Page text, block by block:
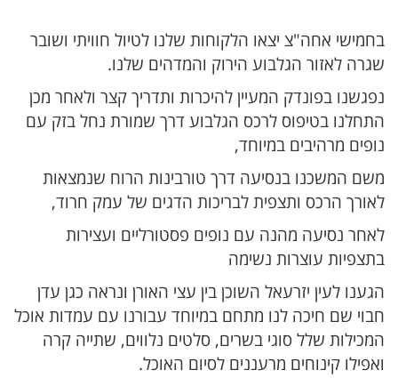
בחמישי אחה"צ יצאו הלקוחות שלנו לטיול חוויתי ושובר
שגרה לאזור הגלבוע הירוק והמדהים שלנו.
נפגשנו בפונדק המעיין להיכרות ותדריך קצר ולאחר מכן
התחלנו בטיפוס לרכס הגלבוע דרך שמורת נחל בזק עם
נופים מרהיבים במיוחד,
משם המשכנו בנסיעה דרך טורבינות הרוח שנמצאות
לאורך הרכס ותצפית לבריכות הדגים של עמק חרוד,
לאחר נסיעה מהנה עם נופים פסטורליים ועצירות
בתצפיות עוצרות נשימה
הגענו לעין יזרעאל השוכן בין עצי האורן ונראה כגן עדן
חבוי שם חיכה לנו מתחם במיוחד עבורנו עם עמדות אוכל
המכילות שלל סוגי בשרים, סלטים נלווים, שתייה קרה
ואפילו קינוחים מרעננים לסיום האוכל.